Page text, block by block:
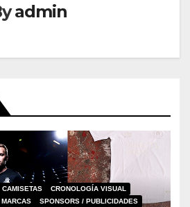
admin
CAMISETAS
CRONOLOGÍA VISUAL
MARCAS SPONSORS / PUBLICIDADES